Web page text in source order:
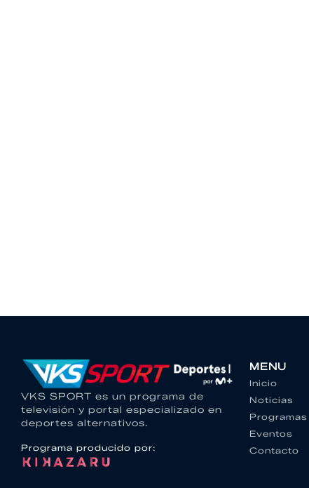
VKS SPORT es un programa de
televisión y portal especializado en
deportes alternativos.
Programa producido por:
MENU
Inicio
Noticias
Programas
Eventos
Contacto